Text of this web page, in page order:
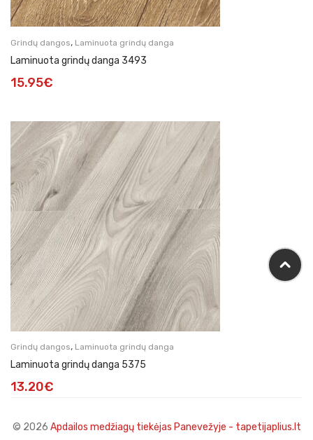
Grindų dangos, Laminuota grindų danga
Laminuota grindų danga 3493
15.95€
Grindų dangos, Laminuota grindų danga
Laminuota grindų danga 5375
13.20€
© 2026 Apdailos medžiagų tiekėjas Panevežyje - tapetijaplius.lt